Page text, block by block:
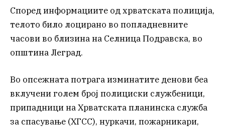
Според информациите од хрватската полиција,
телото било лоцирано во попладневните
часови во близина на Селница Подравска, во
општина Леград.
Во опсежната потрага изминатите денови беа
вклучени голем број полициски службеници,
припадници на Хрватската планинска служба
за спасување (ХГСС), нуркачи, пожарникари,